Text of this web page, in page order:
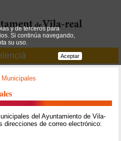
del Ayuntamiento de Vila-
direcciones de correo electrónico:
y de terceros para
Si continúa navegando,
su uso.
Aceptar